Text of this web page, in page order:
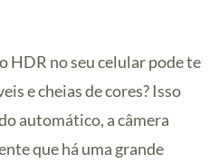
HDR no seu celular pode te
e cheias de cores? Isso
automático, a câmera
que há uma grande